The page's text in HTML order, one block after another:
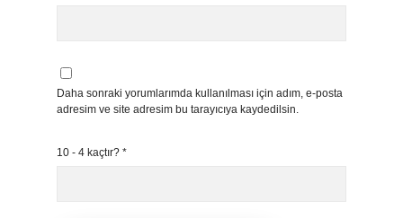
Daha sonraki yorumlarımda kullanılması için adım, e-posta
adresim ve site adresim bu tarayıcıya kaydedilsin.
10 - 4 kaçtır? *